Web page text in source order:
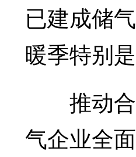
已建成储
暖季特别
推动合
气企业全